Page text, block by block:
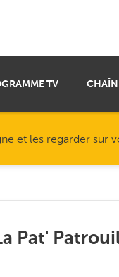
TV
et les regarder
Pat'